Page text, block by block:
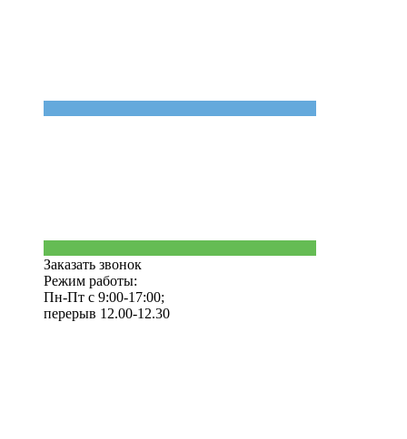
Заказать звонок
Режим работы:
Пн-Пт с 9:00-17:00;
перерыв 12.00-12.30